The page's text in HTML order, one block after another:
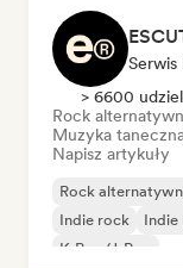
Serwis
> 6600
Rock
Muzyka
Napisz artykuły
Rock
Indie rock
Indie
K-Pop/J-Pop